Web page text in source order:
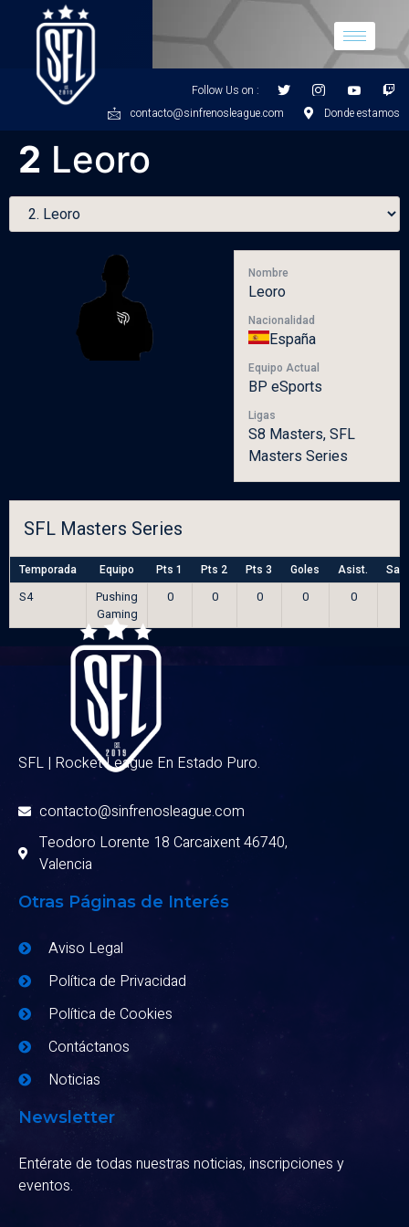
Follow Us on :
contacto@sinfrenosleague.com
Donde estamos
2 Leoro
Nombre
Leoro
Nacionalidad
España
Equipo Actual
BP eSports
Ligas
S8 Masters, SFL
Masters Series
SFL Masters Series
Temporada Equipo Pts 1 Pts 2 Pts 3 Goles Asist.
S4
Pushing
Gaming
0 0 0 0 0
SFL | Rocket League En Estado Puro.
contacto@sinfrenosleague.com
Teodoro Lorente 18 Carcaixent 46740,
Valencia
Otras Páginas de Interés
Aviso Legal
Política de Privacidad
Política de Cookies
Contáctanos
Noticias
Newsletter
Entérate de todas nuestras noticias, inscripciones y
eventos.